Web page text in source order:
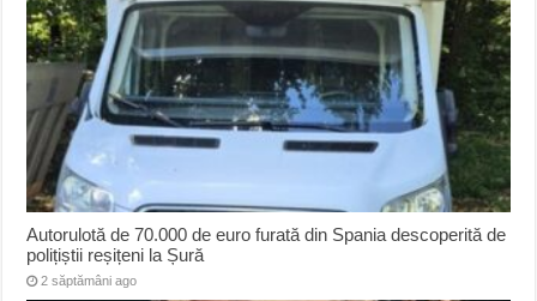
Autorulotă de 70.000 de euro furată din Spania descoperită de
polițiștii reșițeni la Șură
2 săptămâni ago